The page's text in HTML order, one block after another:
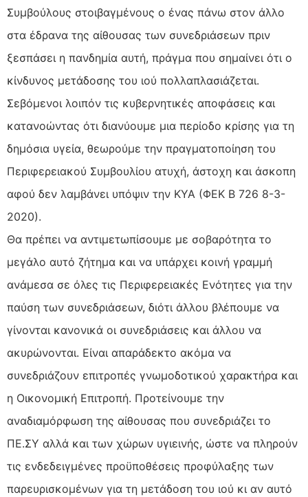
Συμβούλους στοιβαγμένους ο ένας πάνω στον άλλο
στα έδρανα της αίθουσας των συνεδριάσεων πριν
ξεσπάσει η πανδημία αυτή, πράγμα που σημαίνει ότι ο
κίνδυνος μετάδοσης του ιού πολλαπλασιάζεται.
Σεβόμενοι λοιπόν τις κυβερνητικές αποφάσεις και
κατανοώντας ότι διανύουμε μια περίοδο κρίσης για τη
δημόσια υγεία, θεωρούμε την πραγματοποίηση του
Περιφερειακού Συμβουλίου ατυχή, άστοχη και άσκοπη
αφού δεν λαμβάνει υπόψιν την ΚΥΑ (ΦΕΚ Β 726 8-3-
2020).
Θα πρέπει να αντιμετωπίσουμε με σοβαρότητα το
μεγάλο αυτό ζήτημα και να υπάρχει κοινή γραμμή
ανάμεσα σε όλες τις Περιφερειακές Ενότητες για την
παύση των συνεδριάσεων, διότι άλλου βλέπουμε να
γίνονται κανονικά οι συνεδριάσεις και άλλου να
ακυρώνονται. Είναι απαράδεκτο ακόμα να
συνεδριάζουν επιτροπές γνωμοδοτικού χαρακτήρα και
η Οικονομική Επιτροπή. Προτείνουμε την
αναδιαμόρφωση της αίθουσας που συνεδριάζει το
ΠΕ.ΣΥ αλλά και των χώρων υγιεινής, ώστε να πληρούν
τις ενδεδειγμένες προϋποθέσεις προφύλαξης των
παρευρισκομένων για τη μετάδοση του ιού κι αν αυτό